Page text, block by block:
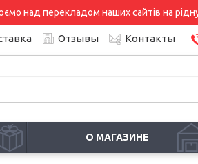
над перекладом наших сайтів на
Отзывы Контакты
О МАГАЗИНЕ